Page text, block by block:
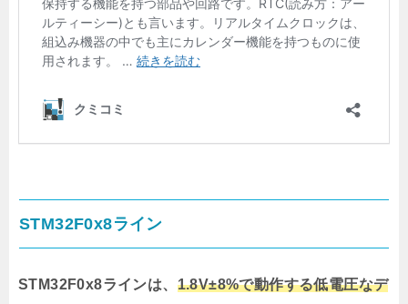
STM32F0x8ライン
STM32F0x8ラインは、 1.8V±8%で動作する低電圧なデ